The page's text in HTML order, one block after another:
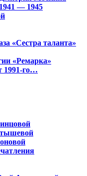
— 1945
«Сестра таланта»
«Ремарка»
1991-го…